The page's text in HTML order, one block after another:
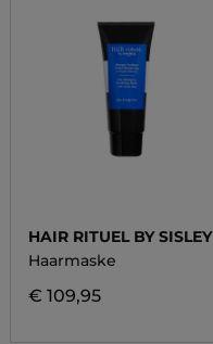
HAIR RITUEL BY SISLEY
Haarmaske
€ 109,95